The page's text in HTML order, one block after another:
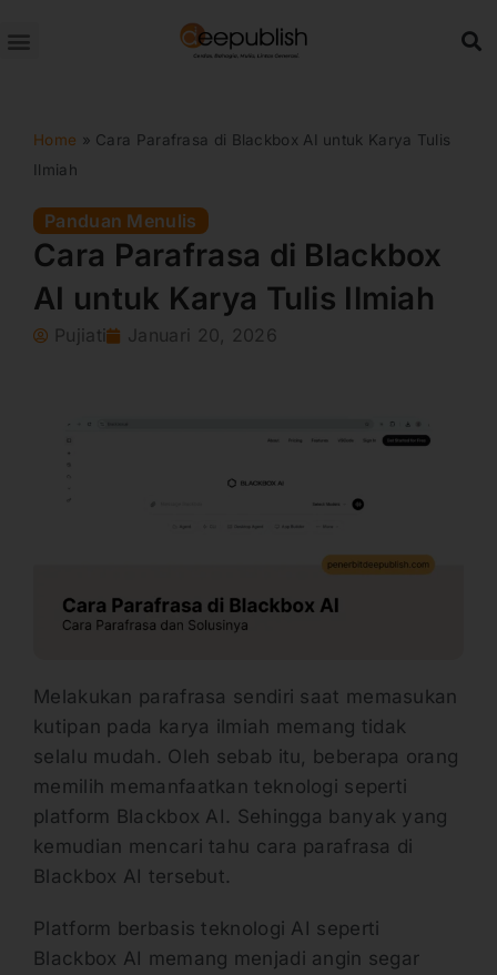
ke
Home » Cara Parafrasa di Blackbox AI untuk Karya Tulis
Ilmiah
Panduan Menulis
Cara Parafrasa di Blackbox
AI untuk Karya Tulis Ilmiah
Pujiati Januari 20, 2026
Melakukan parafrasa sendiri saat memasukan
kutipan pada karya ilmiah memang tidak
selalu mudah. Oleh sebab itu, beberapa orang
memilih memanfaatkan teknologi seperti
platform Blackbox AI. Sehingga banyak yang
kemudian mencari tahu cara parafrasa di
Blackbox AI tersebut.
Platform berbasis teknologi AI seperti
Blackbox AI memang menjadi angin segar